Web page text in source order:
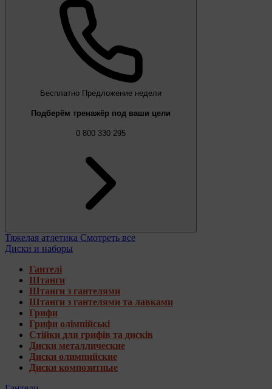
Бесплатно Предложение недели
Подберём тренажёр под ваши цели
0 800 330 295
Тяжелая атлетика Смотреть все
Диски и наборы
Гантелі
Штанги
Штанги з гантелями
Штанги з гантелями та лавками
Грифи
Грифи олімпійські
Стійки для грифів та дисків
Диски металлические
Диски олимпийские
Диски композитные